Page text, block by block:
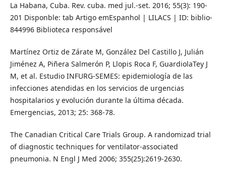
La Habana, Cuba. Rev. cuba. med jul.-set. 2016; 55(3): 190-
201 Disponble: tab Artigo emEspanhol | LILACS | ID: biblio-
844996 Biblioteca responsável
Martínez Ortiz de Zárate M, González Del Castillo J, Julián
Jiménez A, Piñera Salmerón P, Llopis Roca F, GuardiolaTey J
M, et al. Estudio INFURG-SEMES: epidemiología de las
infecciones atendidas en los servicios de urgencias
hospitalarios y evolución durante la última década.
Emergencias, 2013; 25: 368-78.
The Canadian Critical Care Trials Group. A randomizad trial
of diagnostic techniques for ventilator-associated
pneumonia. N Engl J Med 2006; 355(25):2619-2630.